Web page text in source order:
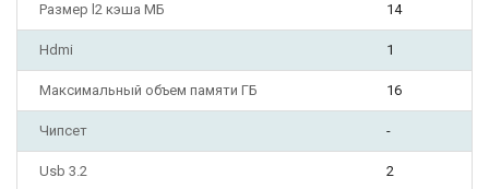
Размер l2 кэша МБ 14
Hdmi 1
Максимальный объем памяти ГБ 16
Чипсет -
Usb 3.2 2